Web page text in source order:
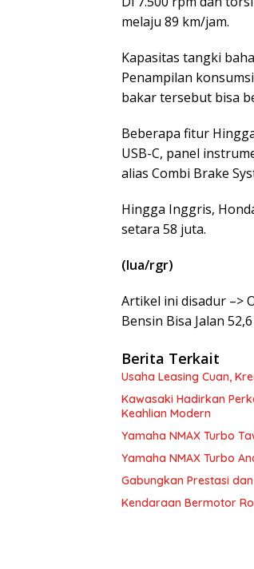
melaju 89 km/jam.
Kapasitas tangki
Penampilan
bakar tersebut bisa
Beberapa fitur
USB-C, panel
alias Combi Brake
Hingga Inggris,
setara 58 juta.
(lua/rgr)
Artikel ini disadur –>
Bensin Bisa Jalan
Berita Terkait
Usaha Leasing Cuan,
Kawasaki Hadirkan
Keahlian Modern
Yamaha NMAX Turbo
Yamaha NMAX Turbo
Gabungkan Prestasi
Kendaraan Bermotor